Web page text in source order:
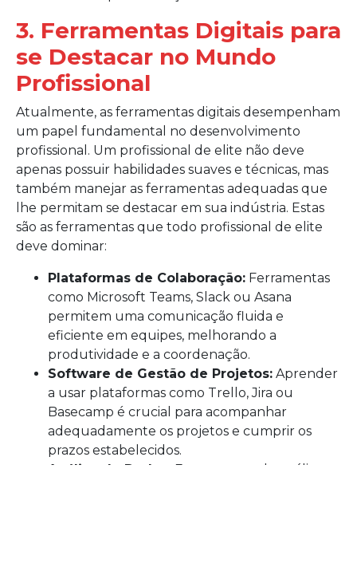
3. Ferramentas Digitais para
se Destacar no Mundo
Profissional
Atualmente, as ferramentas digitais desempenham
um papel fundamental no desenvolvimento
profissional. Um profissional de elite não deve
apenas possuir habilidades suaves e técnicas, mas
também manejar as ferramentas adequadas que
lhe permitam se destacar em sua indústria. Estas
são as ferramentas que todo profissional de elite
deve dominar:
Plataformas de Colaboração: Ferramentas
como Microsoft Teams, Slack ou Asana
permitem uma comunicação fluida e
eficiente em equipes, melhorando a
produtividade e a coordenação.
Software de Gestão de Projetos: Aprender
a usar plataformas como Trello, Jira ou
Basecamp é crucial para acompanhar
adequadamente os projetos e cumprir os
prazos estabelecidos.
Análise de Dados:
Ferramentas de análise